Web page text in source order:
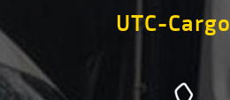
UTC-Cargo